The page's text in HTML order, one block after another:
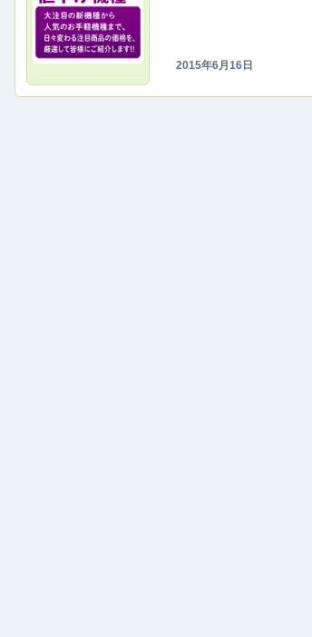
2015年6月16日